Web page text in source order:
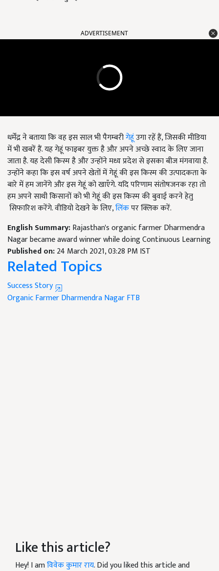
ADVERTISEMENT
धर्मेंद्र ने बताया कि वह इस साल भी पैगम्बरीगेहूंउगा रहें हैं, जिसकी मीडिया
में भी खबरें हैं. यह गेहूं फाइबर युक्त है और अपने अच्छे स्वाद के लिए जाना
जाता है. यह देसी किस्म है और उन्होंने मध्य प्रदेश से इसका बीज मंगवाया है.
उन्होंने कहा कि इस वर्ष अपने खेतों में गेहूं की इस किस्म की उत्पादकता के
बारे में हम जानेंगे और इस गेहूं को खाएँगे. यदि परिणाम संतोषजनक रहा तो
हम अपने साथी किसानों को भी गेहूं की इस किस्म की बुवाई करने हेतु
सिफारिश करेंगे. वीडियो देखने के लिए,लिंकपरक्लिक करें.
English Summary:Rajasthan's organic farmer Dharmendra
Nagar became award winner while doing Continuous Learning
Published on:24 March 2021, 03:28 PM IST
Related Topics
Success Story
Organic FarmerDharmendra NagarFTB
Like this article?
Hey! I amविवेक कुमार राय. Did you liked this article and